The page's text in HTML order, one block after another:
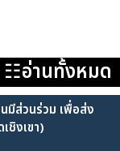
☷อ่านทั้งหมด
มีส่วนร่วม เพื่อส่ง
ชิงเขา)